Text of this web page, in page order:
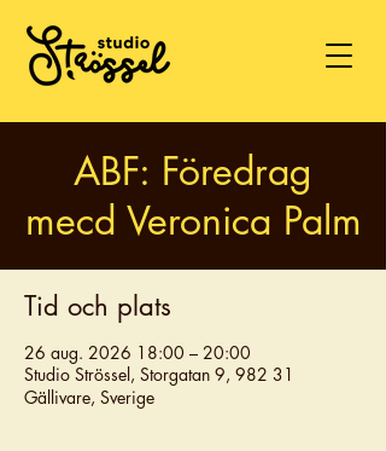
ABF: Föredrag
mecd Veronica Palm
Tid och plats
26 aug. 2026 18:00 – 20:00
Studio Strössel, Storgatan 9, 982 31
Gällivare, Sverige